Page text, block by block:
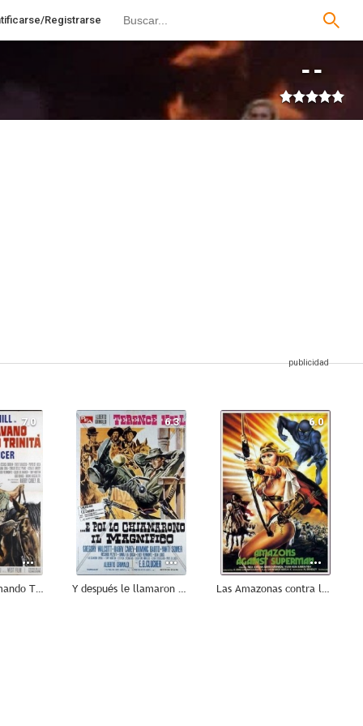
Registrarse
--
7.0
Le seguían llamando Trinidad
6.3
Y después le llamaron El Magnífico
6.0
Las Amazonas contra los Supermen